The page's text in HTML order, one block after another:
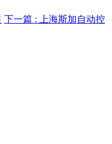
下一篇 :
上海斯加自动控